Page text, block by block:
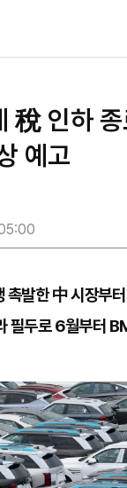
稅 인하 종
예고
촉발한 中 시장부
필두로 6월부터